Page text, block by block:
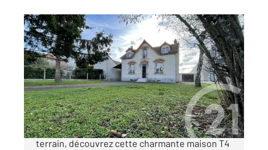
CHATEAUROUX 36
89,55 m2 , 4 pièces
Ref : 9810
Maison à vendre
149 500 €
CHÂTEAUROUX, située sur environ 1899 m² de
terrain, découvrez cette charmante maison T4